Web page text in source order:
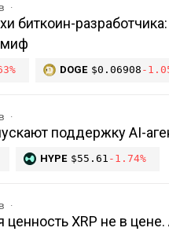
биткоин-
миф
DOGE $0.06908 -
поддержку AI-
HYPE $55.61 -1.74%
XRP не в